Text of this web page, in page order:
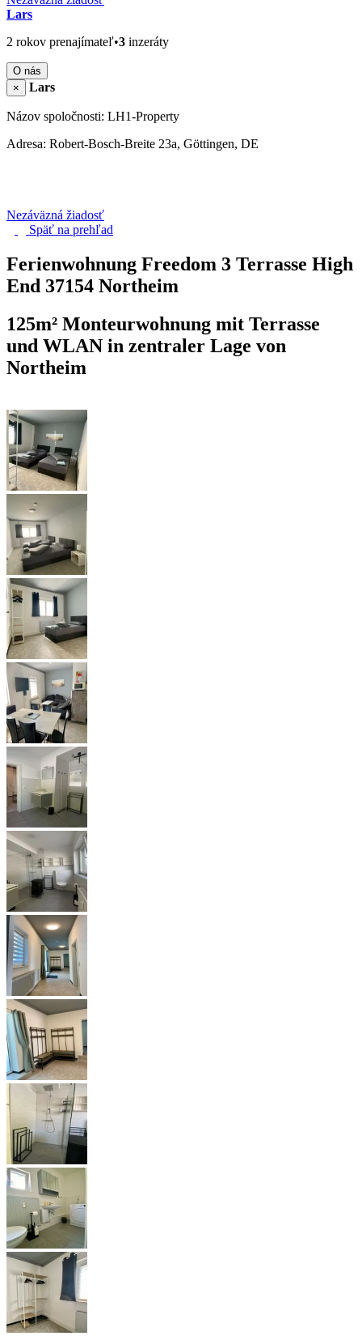
Lars
2 rokov prenajímateľ•3 inzeráty
O nás
×
Lars
Názov spoločnosti: LH1-Property
Adresa: Robert-Bosch-Breite 23a, Göttingen, DE
Nezáväzná žiadosť
Späť na prehľad
Ferienwohnung Freedom 3 Terrasse High
End 37154 Northeim
125m² Monteurwohnung mit Terrasse
und WLAN in zentraler Lage von
Northeim